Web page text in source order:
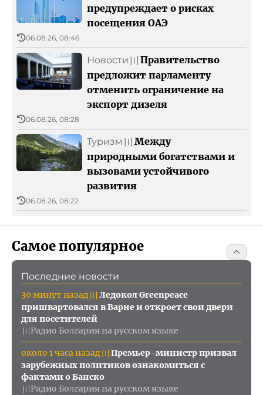
предупреждает о рисках
посещения ОАЭ
06.08.26, 08:46
Новости 〣 Правительство
предложит парламенту
отменить ограничение на
экспорт дизеля
06.08.26, 08:28
Туризм 〣 Между
природными богатствами и
вызовами устойчивого
развития
06.08.26, 08:22
Самое популярное
Последние новости
30 минут назад〣 Ледокол Greenpeace
пришвартовался в Варне и откроет свои двери
для посетителей
〣Радио Болгария на русском языке
около 1 часа назад〣 Премьер-министр призвал
зарубежных политиков ознакомиться с
фактами о Банско
〣Радио Болгария на русском языке